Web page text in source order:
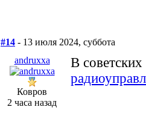
#14 - 13 июля 2024, суббота
andruxxa
Ковров
2 часа назад
В